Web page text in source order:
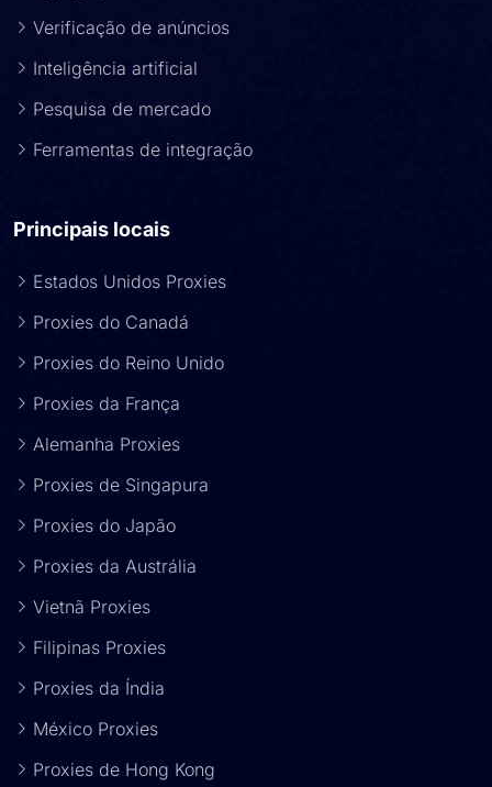
Verificação de anúncios
Inteligência artificial
Pesquisa de mercado
Ferramentas de integração
Principais locais
Estados Unidos Proxies
Proxies do Canadá
Proxies do Reino Unido
Proxies da França
Alemanha Proxies
Proxies de Singapura
Proxies do Japão
Proxies da Austrália
Vietnã Proxies
Filipinas Proxies
Proxies da Índia
México Proxies
Proxies de Hong Kong